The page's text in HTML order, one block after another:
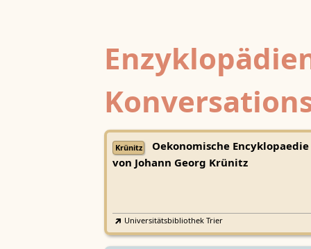
Krünitz
Oekonomische Encyklopaedie
von Johann Georg Krünitz
Universitätsbibliothek Trier